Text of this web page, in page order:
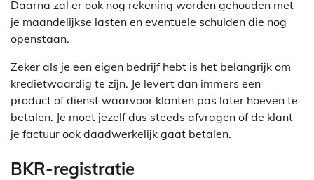
Daarna zal er ook nog rekening worden gehouden met
je maandelijkse lasten en eventuele schulden die nog
openstaan.
Zeker als je een eigen bedrijf hebt is het belangrijk om
kredietwaardig te zijn. Je levert dan immers een
product of dienst waarvoor klanten pas later hoeven te
betalen. Je moet jezelf dus steeds afvragen of de klant
je factuur ook daadwerkelijk gaat betalen.
BKR-registratie